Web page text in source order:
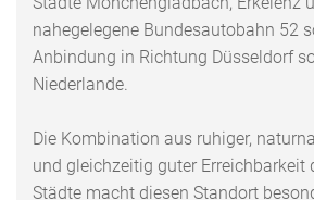
nahegelegene Bundesautobahn 52
Anbindung in Richtung Düsseldorf
Niederlande.
Die Kombination aus ruhiger,
und gleichzeitig guter Erreichbarkeit
Städte macht diesen Standort